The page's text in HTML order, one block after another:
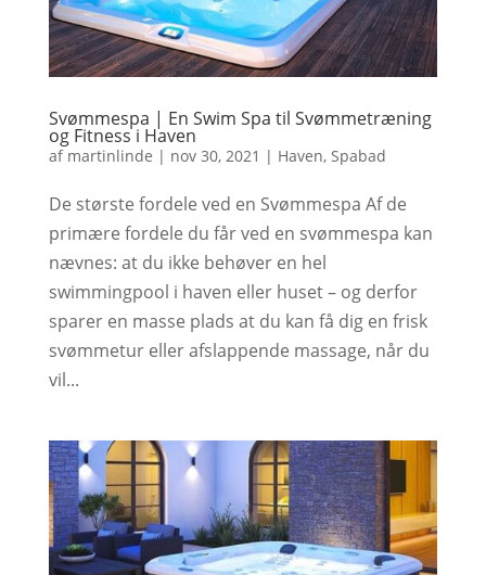
Svømmespa | En Swim Spa til Svømmetræning
og Fitness i Haven
af martinlinde | nov 30, 2021 | Haven, Spabad
De største fordele ved en Svømmespa Af de
primære fordele du får ved en svømmespa kan
nævnes: at du ikke behøver en hel
swimmingpool i haven eller huset – og derfor
sparer en masse plads at du kan få dig en frisk
svømmetur eller afslappende massage, når du
vil...